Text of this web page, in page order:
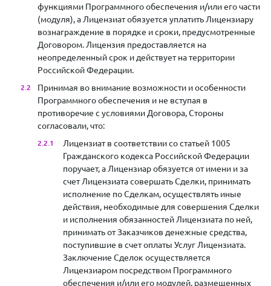
функциями Программного обеспечения и/или его части
(модуля), а Лицензиат обязуется уплатить Лицензиару
вознаграждение в порядке и сроки, предусмотренные
Договором. Лицензия предоставляется на
неопределенный срок и действует на территории
Российской Федерации.
Принимая во внимание возможности и особенности
Программного обеспечения и не вступая в
противоречие с условиями Договора, Стороны
согласовали, что:
Лицензиат в соответствии со статьей 1005
Гражданского кодекса Российской Федерации
поручает, а Лицензиар обязуется от имени и за
счет Лицензиата совершать Сделки, принимать
исполнение по Сделкам, осуществлять иные
действия, необходимые для совершения Сделки
и исполнения обязанностей Лицензиата по ней,
принимать от Заказчиков денежные средства,
поступившие в счет оплаты Услуг Лицензиата.
Заключение Сделок осуществляется
Лицензиаром посредством Программного
обеспечения и/или его модулей, размещенных